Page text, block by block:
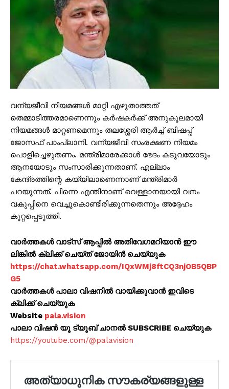
വന്യജീവി നിയമങ്ങൾ മാറ്റി എഴുതാത്തത്
തെമ്മാടിത്തരമാണെന്നും കർഷകർക്ക് അനുകൂലമായി
നിയമങ്ങൾ മാറ്റണമെന്നും തലശ്ശേരി ആർച്ച് ബിഷപ്പ്
ജോസഫ് പാംപ്ലാനി. വന്യജീവി സംരക്ഷണ നിയമം
പൊളിച്ചെഴുതണം. മന്ത്രിമാരേക്കാൾ ഭേദം കടുവയോടും
ആനയോടും സംസാരിക്കുന്നതാണ്. എല്ലാം
കേന്ദ്രത്തിന്റെ കയ്യിലാണെന്നാണ് മന്ത്രിമാർ
പറയുന്നത്. പിന്നെ എന്തിനാണ് വെള്ളാനയായി വനം
വകുപ്പിനെ വെച്ചുകൊണ്ടിരിക്കുന്നതെന്നും അദ്ദേഹം
കുറ്റപ്പെടുത്തി.
വാർത്തകൾ വാട്സ് ആപ്പിൽ അതിവേഗമറിയാൻ ഈ
ലിങ്കിൽ ക്ലിക്ക് ചെയ്ത് ജോയിൻ ചെയ്യുക
https://chat.whatsapp.com/IQxWMj8ftCQ3njOB5QBP
G5
വാർത്തകൾ പാലാ വിഷനിൽ വായിക്കുവാൻ ഇവിടെ
ക്ലിക്ക് ചെയ്യുക
Website pala.vision
പാലാ വിഷൻ യൂ ട്യൂബ് ചാനൽ SUBSCRIBE ചെയ്യുക
https://youtube.com/@palavision